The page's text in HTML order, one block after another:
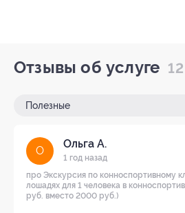
Отзывы об услуге 12
Полезные
О
Ольга А.
1 год назад
про Экскурсия по конноспортивному
лошадях для 1 человека в
руб. вместо 2000 руб.)